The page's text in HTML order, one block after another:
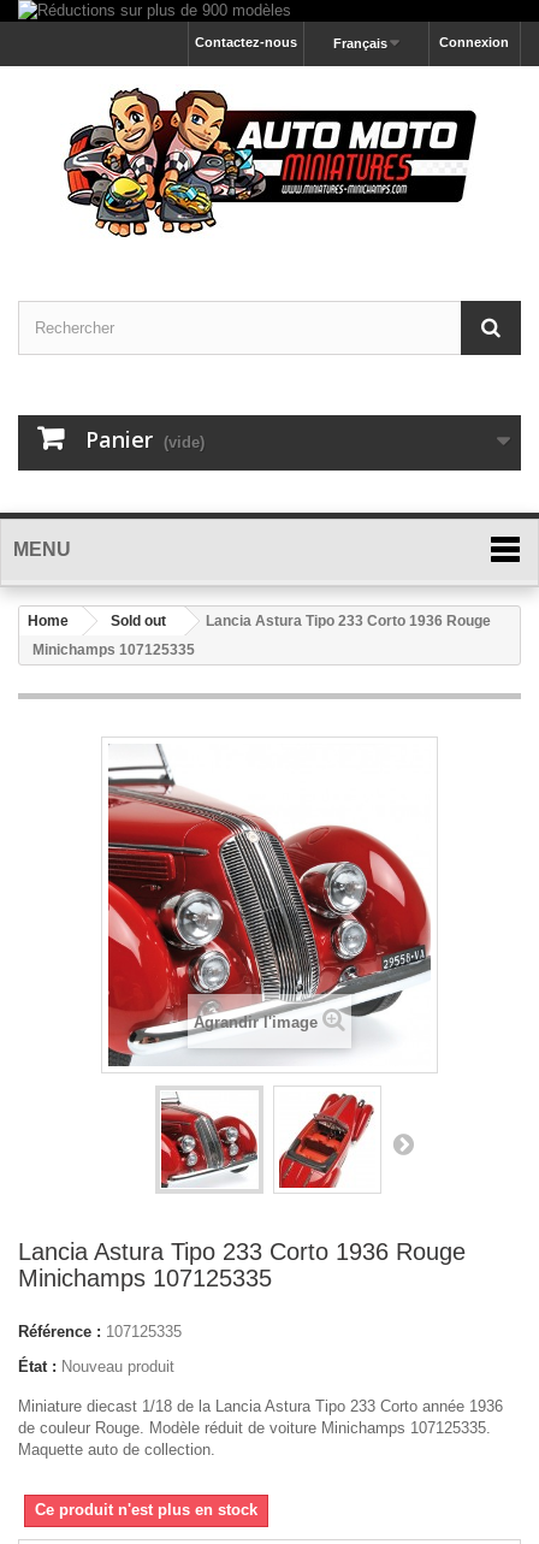
Connexion
Français
Contactez-nous
Panier (vide)
MENU
Home Sold out
Lancia Astura Tipo 233 Corto 1936 Rouge
Minichamps 107125335
Agrandir l'image
Lancia Astura Tipo 233 Corto 1936 Rouge
Minichamps 107125335
Référence : 107125335
État : Nouveau produit
Miniature diecast 1/18 de la Lancia Astura Tipo 233 Corto année 1936
de couleur Rouge. Modèle réduit de voiture Minichamps 107125335.
Maquette auto de collection.
Ce produit n'est plus en stock